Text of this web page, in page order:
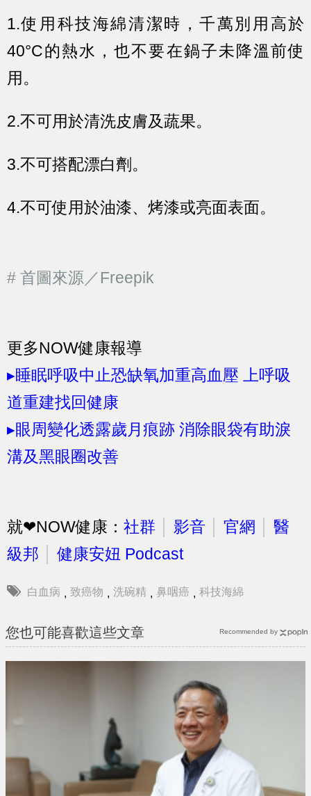
1.使用科技海綿清潔時，千萬別用高於
40°C的熱水，也不要在鍋子未降溫前使
用。
2.不可用於清洗皮膚及蔬果。
3.不可搭配漂白劑。
4.不可使用於油漆、烤漆或亮面表面。
# 首圖來源／Freepik
更多NOW健康報導
▸睡眠呼吸中止恐缺氧加重高血壓 上呼吸
道重建找回健康
▸眼周變化透露歲月痕跡 消除眼袋有助淚
溝及黑眼圈改善
就❤NOW健康： 社群 影音 官網
醫
級邦
健康安妞 Podcast
白血病 , 致癌物 , 洗碗精 , 鼻咽癌 , 科技海綿
您也可能喜歡這些文章 Recommended by